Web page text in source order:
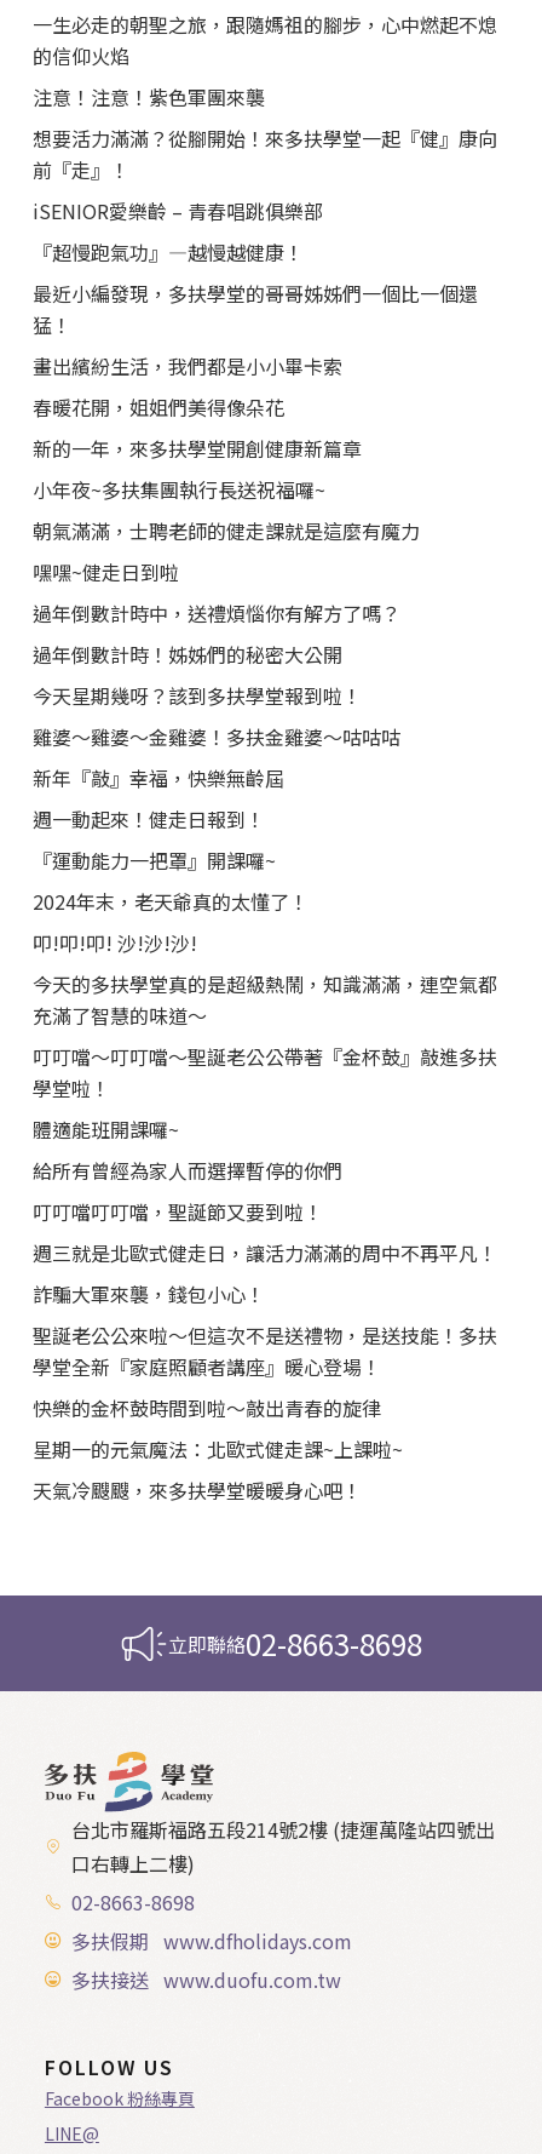
一生必走的朝聖之旅，跟隨媽祖的腳步，心中燃起不熄
的信仰火焰
注意！注意！紫色軍團來襲
想要活力滿滿？從腳開始！來多扶學堂一起『健』康向
前『走』！
iSENIOR愛樂齡 – 青春唱跳俱樂部
『超慢跑氣功』—越慢越健康！
最近小編發現，多扶學堂的哥哥姊姊們一個比一個還
猛！
畫出繽紛生活，我們都是小小畢卡索
春暖花開，姐姐們美得像朵花
新的一年，來多扶學堂開創健康新篇章
小年夜~多扶集團執行長送祝福囉~
朝氣滿滿，士聘老師的健走課就是這麼有魔力
嘿嘿~健走日到啦
過年倒數計時中，送禮煩惱你有解方了嗎？
過年倒數計時！姊姊們的秘密大公開
今天星期幾呀？該到多扶學堂報到啦！
雞婆～雞婆～金雞婆！多扶金雞婆～咕咕咕
新年『敲』幸福，快樂無齡屆
週一動起來！健走日報到！
『運動能力一把罩』開課囉~
2024年末，老天爺真的太懂了！
叩!叩!叩! 沙!沙!沙!
今天的多扶學堂真的是超級熱鬧，知識滿滿，連空氣都
充滿了智慧的味道～
叮叮噹～叮叮噹～聖誕老公公帶著『金杯鼓』敲進多扶
學堂啦！
體適能班開課囉~
給所有曾經為家人而選擇暫停的你們
叮叮噹叮叮噹，聖誕節又要到啦！
週三就是北歐式健走日，讓活力滿滿的周中不再平凡！
詐騙大軍來襲，錢包小心！
聖誕老公公來啦～但這次不是送禮物，是送技能！多扶
學堂全新『家庭照顧者講座』暖心登場！
快樂的金杯鼓時間到啦～敲出青春的旋律
星期一的元氣魔法：北歐式健走課~上課啦~
天氣冷颼颼，來多扶學堂暖暖身心吧！
立即聯絡02-8663-8698
台北市羅斯福路五段214號2樓 (捷運萬隆站四號出
口右轉上二樓)
02-8663-8698
多扶假期 www.dfholidays.com
多扶接送 www.duofu.com.tw
FOLLOW US
Facebook 粉絲專頁
LINE@